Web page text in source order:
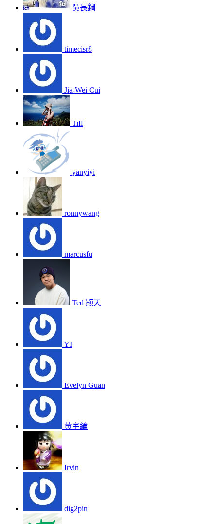
吳長鋼
timecisr8
Jia-Wei Cui
Tiff
yanyiyi
ronnywang
marcusfu
Ted 顥天
YI
Evelyn Guan
黃宇綸
Irvin
dig2pin